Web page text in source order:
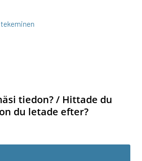
tiedon? / Hittade du
du letade efter?